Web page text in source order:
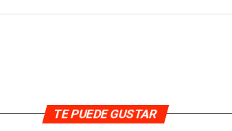
TE PUEDE GUSTAR